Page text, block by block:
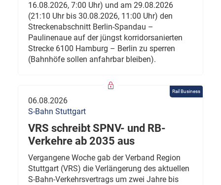
16.08.2026, 7:00 Uhr) und am 29.08.2026
(21:10 Uhr bis 30.08.2026, 11:00 Uhr) den
Streckenabschnitt Berlin-Spandau –
Paulinenaue auf der jüngst korridorsanierten
Strecke 6100 Hamburg – Berlin zu sperren
(Bahnhöfe sollen anfahrbar bleiben).
Rail Business
06.08.2026
S-Bahn Stuttgart
VRS schreibt SPNV- und RB-
Verkehre ab 2035 aus
Vergangene Woche gab der Verband Region
Stuttgart (VRS) die Verlängerung des aktuellen
S-Bahn-Verkehrsvertrags um zwei Jahre bis